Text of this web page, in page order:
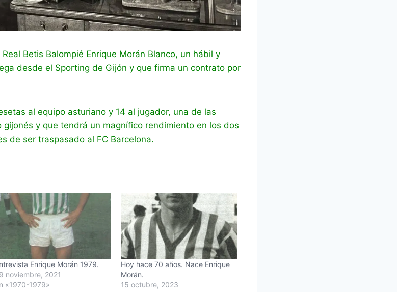
Betis Balompié Enrique Morán Blanco, un hábil y
desde el Sporting de Gijón y que firma un contrato por
al equipo asturiano y 14 al jugador, una de las
y que tendrá un magnífico rendimiento en los dos
de ser traspasado al FC Barcelona.
Enrique Morán 1979.
noviembre, 2021
«1970-1979»
Hoy hace 70 años. Nace Enrique
Morán.
15 octubre, 2023